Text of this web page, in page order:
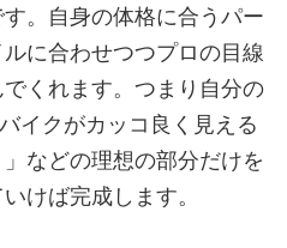
。自身の体格に合うパー
に合わせつつプロの目線
くれます。つまり自分の
イクがカッコ良く見える
などの理想の部分だけを
けば完成します。